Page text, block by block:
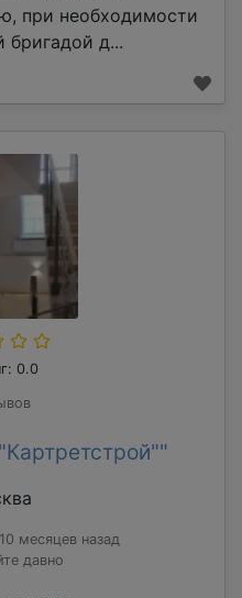
при необходимости
бригадой д...
0.0
месяцев назад
давно